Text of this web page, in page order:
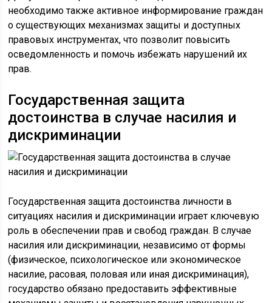
необходимо также активное информирование граждан
о существующих механизмах защиты и доступных
правовых инструментах, что позволит повысить
осведомленность и помочь избежать нарушений их
прав.
Государственная защита
достоинства в случае насилия и
дискриминации
Государственная защита достоинства личности в
ситуациях насилия и дискриминации играет ключевую
роль в обеспечении прав и свобод граждан. В случае
насилия или дискриминации, независимо от формы
(физическое, психологическое или экономическое
насилие, расовая, половая или иная дискриминация),
государство обязано предоставить эффективные